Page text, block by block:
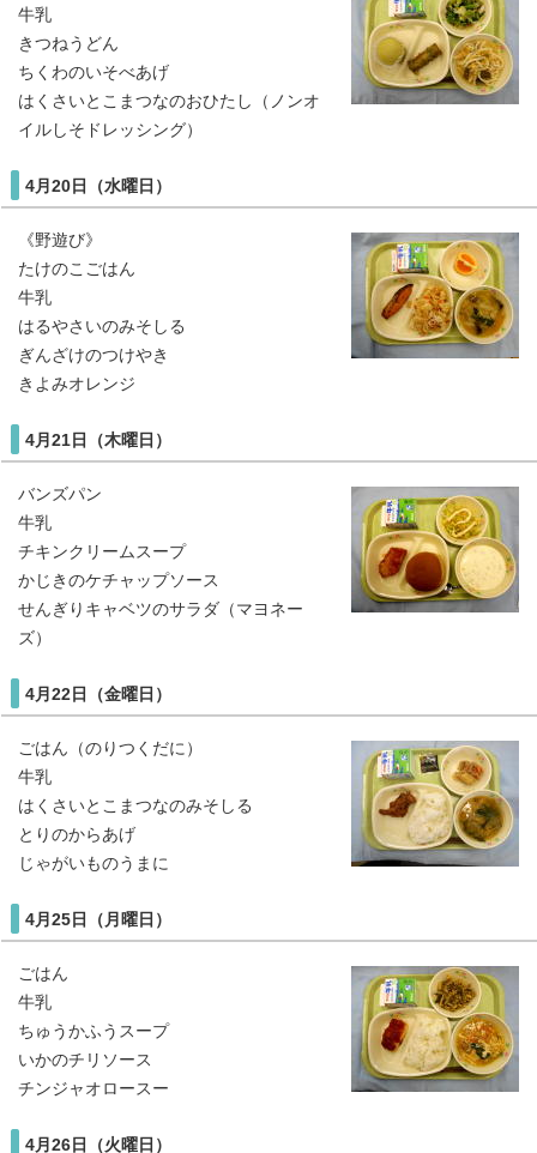
牛乳
きつねうどん
ちくわのいそべあげ
はくさいとこまつなのおひたし（ノンオ
イルしそドレッシング）
4月20日（水曜日）
《野遊び》
たけのこごはん
牛乳
はるやさいのみそしる
ぎんざけのつけやき
きよみオレンジ
4月21日（木曜日）
バンズパン
牛乳
チキンクリームスープ
かじきのケチャップソース
せんぎりキャベツのサラダ（マヨネー
ズ）
4月22日（金曜日）
ごはん（のりつくだに）
牛乳
はくさいとこまつなのみそしる
とりのからあげ
じゃがいものうまに
4月25日（月曜日）
ごはん
牛乳
ちゅうかふうスープ
いかのチリソース
チンジャオロースー
4月26日（火曜日）